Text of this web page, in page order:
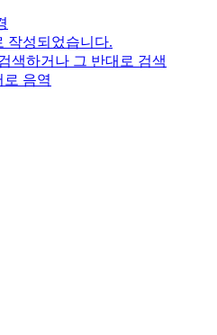
작성되었습니다.
색하거나 그 반대로 검색
음역